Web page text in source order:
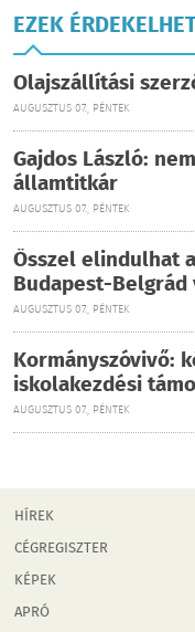
EZEK
Olajszállítási
AUGUSZTUS 07., PÉNTEK
Gajdos László:
államtitkár
AUGUSZTUS 07., PÉNTEK
Ősszel elindulhat
Budapest-
AUGUSZTUS 07., PÉNTEK
Kormányszóvivő:
iskolakezdési
AUGUSZTUS 07., PÉNTEK
HÍREK
CÉGREGISZTER
KÉPEK
APRÓ